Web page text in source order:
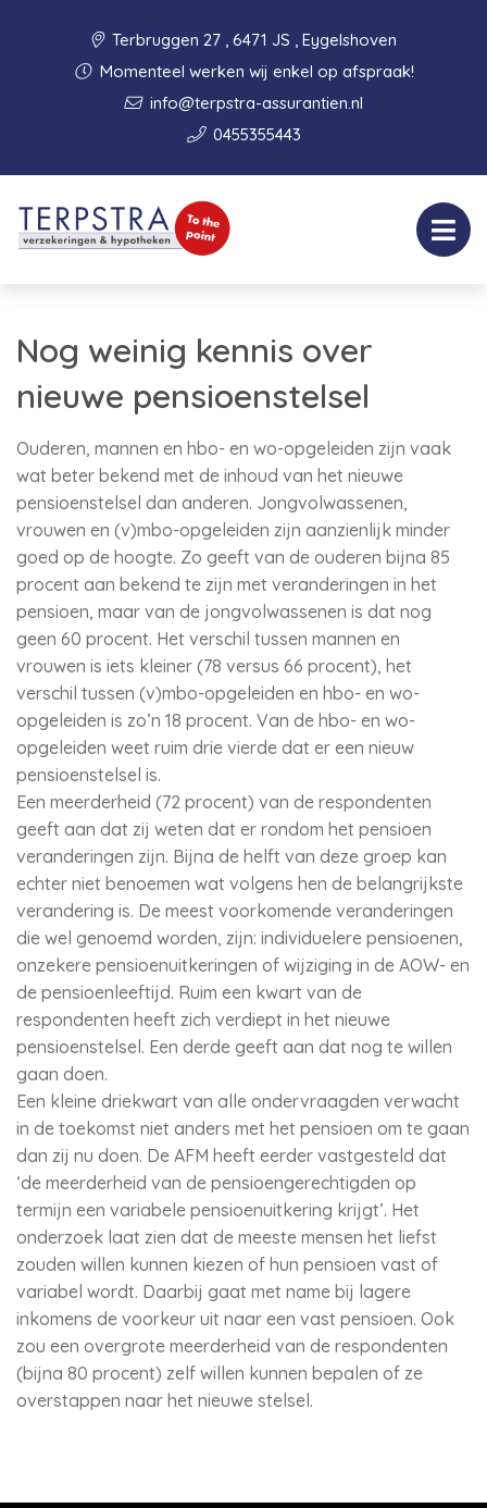
Terbruggen 27 , 6471 JS , Eygelshoven
Momenteel werken wij enkel op afspraak!
info@terpstra-assurantien.nl
0455355443
Nog weinig kennis over
nieuwe pensioenstelsel
Ouderen, mannen en hbo- en wo-opgeleiden zijn vaak
wat beter bekend met de inhoud van het nieuwe
pensioenstelsel dan anderen. Jongvolwassenen,
vrouwen en (v)mbo-opgeleiden zijn aanzienlijk minder
goed op de hoogte. Zo geeft van de ouderen bijna 85
procent aan bekend te zijn met veranderingen in het
pensioen, maar van de jongvolwassenen is dat nog
geen 60 procent. Het verschil tussen mannen en
vrouwen is iets kleiner (78 versus 66 procent), het
verschil tussen (v)mbo-opgeleiden en hbo- en wo-
opgeleiden is zo’n 18 procent. Van de hbo- en wo-
opgeleiden weet ruim drie vierde dat er een nieuw
pensioenstelsel is.
Een meerderheid (72 procent) van de respondenten
geeft aan dat zij weten dat er rondom het pensioen
veranderingen zijn. Bijna de helft van deze groep kan
echter niet benoemen wat volgens hen de belangrijkste
verandering is. De meest voorkomende veranderingen
die wel genoemd worden, zijn: individuelere pensioenen,
onzekere pensioenuitkeringen of wijziging in de AOW- en
de pensioenleeftijd. Ruim een kwart van de
respondenten heeft zich verdiept in het nieuwe
pensioenstelsel. Een derde geeft aan dat nog te willen
gaan doen.
Een kleine driekwart van alle ondervraagden verwacht
in de toekomst niet anders met het pensioen om te gaan
dan zij nu doen. De AFM heeft eerder vastgesteld dat
‘de meerderheid van de pensioengerechtigden op
termijn een variabele pensioenuitkering krijgt’. Het
onderzoek laat zien dat de meeste mensen het liefst
zouden willen kunnen kiezen of hun pensioen vast of
variabel wordt. Daarbij gaat met name bij lagere
inkomens de voorkeur uit naar een vast pensioen. Ook
zou een overgrote meerderheid van de respondenten
(bijna 80 procent) zelf willen kunnen bepalen of ze
overstappen naar het nieuwe stelsel.